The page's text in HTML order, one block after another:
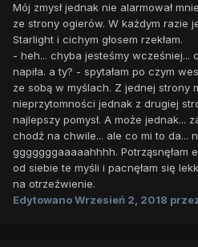
Mój zmysł jednak nie alarmował
ze strony ogierów. W każdym razie
Starlight i cichym głosem rzekłam.
- heh... chyba jesteśmy wcześniej...
napiła. a ty? - spytałam po czym
ze sobą w myślach. Z jednej strony
nieprzytomności jednak z drugiej
najlepszy pomysł. A może jednak...
chodź na chwile... ale co mi to da...
gggggggaaaaahhhh. Potrząsnęłam
od siebie te myśli i pacnęłam się
na otrzeźwienie.
EdytowanoWrzesień 2, 2018